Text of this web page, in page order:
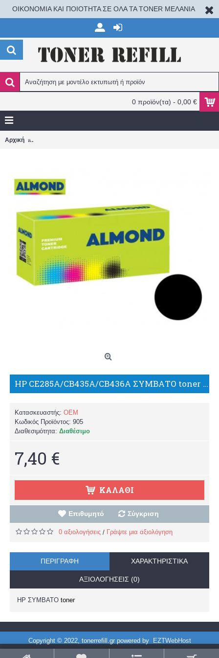
ΟΙΚΟΝΟΜΙΑ ΚΑΙ ΠΟΙΟΤΗΤΑ ΣΕ ΟΛΑ ΤΑ TONER ΜΕΛΑΝΙΑ
0 προϊόν(τα) - 0,00 €
Αρχική
HP CE285A/CB435A/CB436A ΣΥΜΒΑΤΟ toner ALMOND ΓΙΑ ΕΚΤΥΠΩΤΕΣ P1102/P1106/M1130/M1132/M1136/M1137/M1138/M1139/M1212/M1213/M1214/M1216/M1217/
Κατασκευαστής: OEM
Κωδικός Προϊόντος: 905
Διαθεσιμότητα: Διαθέσιμο
7,40 €
ΚΑΛΆΘΙ
Επιθυμητό Σύγκριση
0 αξιολογήσεις / Γράψτε μια αξιολόγηση
ΠΕΡΙΓΡΑΦΉ ΧΑΡΑΚΤΗΡΙΣΤΙΚΆ
ΑΞΙΟΛΟΓΉΣΕΙΣ (0)
HP ΣΥΜΒΑΤΟ toner
Copyright © 2022, tonerrefill.gr powered by EZTWebHost